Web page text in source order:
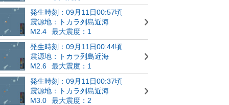
発生時刻：09月11日00:57頃
震源地：トカラ列島近海
M2.4
最大震度：1
発生時刻：09月11日00:44頃
震源地：トカラ列島近海
M2.6
最大震度：1
発生時刻：09月11日00:37頃
震源地：トカラ列島近海
M3.0
最大震度：2